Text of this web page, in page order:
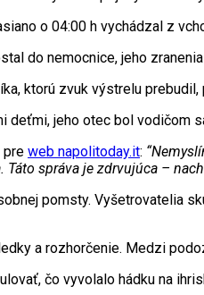
o 04:00 h vychádzal z
do nemocnice, jeho
ktorú zvuk výstrelu
jeho otec bol vodičom
pre web napolitoday.it:
správa je zdrvujúca –
pomsty. Vyšetrovatelia
a rozhorčenie. Medzi
čo vyvolalo hádku na